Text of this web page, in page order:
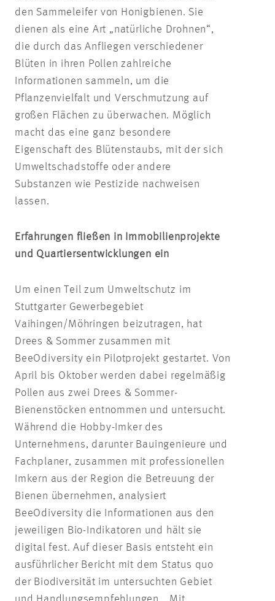
den Sammeleifer von Honigbienen. Sie
dienen als eine Art „natürliche Drohnen“,
die durch das Anfliegen verschiedener
Blüten in ihren Pollen zahlreiche
Informationen sammeln, um die
Pflanzenvielfalt und Verschmutzung auf
großen Flächen zu überwachen. Möglich
macht das eine ganz besondere
Eigenschaft des Blütenstaubs, mit der sich
Umweltschadstoffe oder andere
Substanzen wie Pestizide nachweisen
lassen.
Erfahrungen fließen in Immobilienprojekte
und Quartiersentwicklungen ein
Um einen Teil zum Umweltschutz im
Stuttgarter Gewerbegebiet
Vaihingen/Möhringen beizutragen, hat
Drees & Sommer zusammen mit
BeeOdiversity ein Pilotprojekt gestartet. Von
April bis Oktober werden dabei regelmäßig
Pollen aus zwei Drees & Sommer-
Bienenstöcken entnommen und untersucht.
Während die Hobby-Imker des
Unternehmens, darunter Bauingenieure und
Fachplaner, zusammen mit professionellen
Imkern aus der Region die Betreuung der
Bienen übernehmen, analysiert
BeeOdiversity die Informationen aus den
jeweiligen Bio-Indikatoren und hält sie
digital fest. Auf dieser Basis entsteht ein
ausführlicher Bericht mit dem Status quo
der Biodiversität im untersuchten Gebiet